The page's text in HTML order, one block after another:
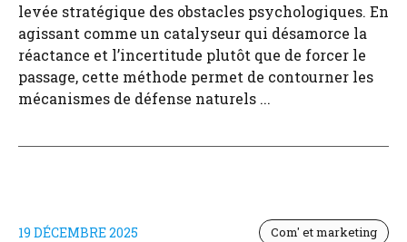
levée stratégique des obstacles psychologiques. En
agissant comme un catalyseur qui désamorce la
réactance et l’incertitude plutôt que de forcer le
passage, cette méthode permet de contourner les
mécanismes de défense naturels ...
19 DÉCEMBRE 2025 Com' et marketing